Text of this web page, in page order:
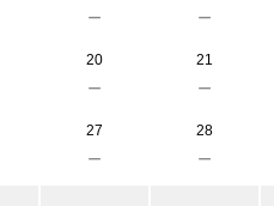
－ －
20
－
21
－
27
－
28
－